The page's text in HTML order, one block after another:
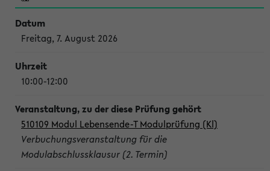
Freitag, 7. August 2026
10:00-12:00
510109 Modul Lebensende-T Modulprüfung (Kl)
Verbuchungsveranstaltung für die
Modulabschlussklausur (2. Termin)